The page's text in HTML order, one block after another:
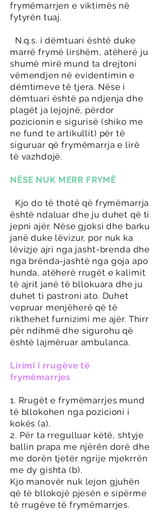
frymëmarrjen e viktimës në
fytyrën tuaj.
N.q.s. i dëmtuari është duke
marrë frymë lirshëm, atëherë ju
shumë mirë mund ta drejtoni
vëmendjen në evidentimin e
dëmtimeve të tjera. Nëse i
dëmtuari është pa ndjenja dhe
plagët ja lejojnë, përdor
pozicionin e sigurisë (shiko me
ne fund te artikullit) për të
siguruar që frymëmarrja e lirë
të vazhdojë.
NËSE NUK MERR FRYMË
Kjo do të thotë që frymëmarrja
është ndaluar dhe ju duhet që ti
jepni ajër. Nëse gjoksi dhe barku
janë duke lëvizur, por nuk ka
lëvizje ajri nga jasht-brenda dhe
nga brënda-jashtë nga goja apo
hunda, atëherë rrugët e kalimit
të ajrit janë të bllokuara dhe ju
duhet ti pastroni ato. Duhet
vepruar menjëherë që të
rikthehet furnizimi me ajër. Thirr
për ndihmë dhe sigurohu që
është lajmëruar ambulanca.
Lirimi i rrugëve të
frymëmarrjes
1. Rrugët e frymëmarrjes mund
të bllokohen nga pozicioni i
kokës (a).
2. Për ta rregulluar këtë, shtyje
ballin prapa me njërën dorë dhe
me dorën tjetër ngrije mjekrrën
me dy gishta (b).
Kjo manovër nuk lejon gjuhën
që të bllokojë pjesën e sipërme
të rrugëve të frymëmarrjes.